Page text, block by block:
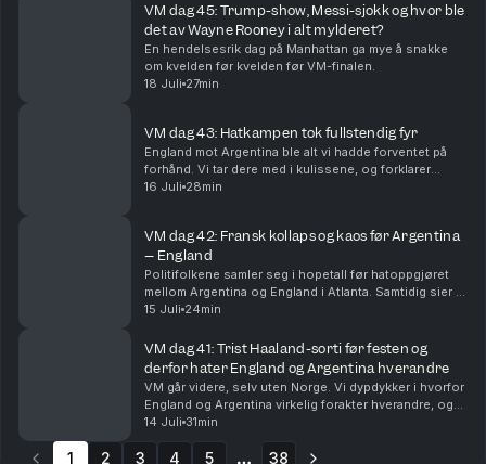
VM dag 45: Trump-show, Messi-sjokk og hvor ble
det av Wayne Rooney i alt mylderet?
En hendelsesrik dag på Manhattan ga mye å snakke
om kvelden før kvelden før VM-finalen.
18 Juli 27min
VM dag 43: Hatkampen tok fullstendig fyr
England mot Argentina ble alt vi hadde forventet på
forhånd. Vi tar dere med i kulissene, og forklarer
hvorfor Lionel Messi og Argentina er finaleklare.
16 Juli 28min
VM dag 42: Fransk kollaps og kaos før Argentina
– England
Politifolkene samler seg i hopetall før hatoppgjøret
mellom Argentina og England i Atlanta. Samtidig sier vi
farvel til Frankrike, og erkjenner at Spania har lurt oss
15 Juli 24min
VM dag 41: Trist Haaland-sorti før festen og
derfor hater England og Argentina hverandre
VM går videre, selv uten Norge. Vi dypdykker i hvorfor
England og Argentina virkelig forakter hverandre, og
føltes det ikke som at den største stjernen manglet på
Slottsplassen?
14 Juli 31min
1 2 3 4 5 38